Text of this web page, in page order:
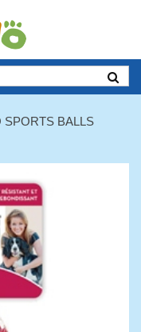
SPORTS BALLS